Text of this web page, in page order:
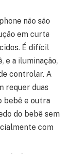
não são
em curta
É difícil
e a iluminação,
controlar. A
requer duas
bebê e outra
do bebê sem
com